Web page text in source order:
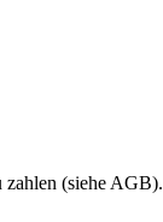
zahlen (siehe AGB).